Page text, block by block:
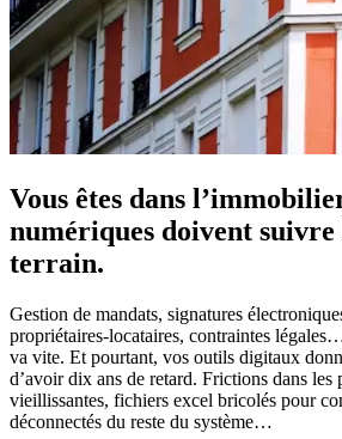
Vous êtes dans
numériques doivent
terrain.
Gestion de mandats, signatures
propriétaires-locataires, contraintes
va vite. Et pourtant, vos outils digitaux
d’avoir dix ans de retard. Frictions dans les
vieillissantes, fichiers excel bricolés pour
déconnectés du reste du système…